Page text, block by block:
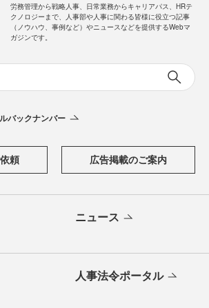
労務管理から戦略人事、日常業務からキャリアパス、HRテ
クノロジーまで、人事部や人事に関わる皆様に役立つ記事
（ノウハウ、事例など）やニュースなどを提供するWebマ
ガジンです。
バックナンバー
頼 広告掲載のご案内
ニュース
人事法令ポータル